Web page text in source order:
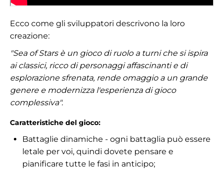
Ecco come gli sviluppatori descrivono la loro
creazione:
"Sea of Stars è un gioco di ruolo a turni che si ispira
ai classici, ricco di personaggi affascinanti e di
esplorazione sfrenata, rende omaggio a un grande
genere e modernizza l'esperienza di gioco
complessiva".
Caratteristiche del gioco:
Battaglie dinamiche - ogni battaglia può essere
letale per voi, quindi dovete pensare e
pianificare tutte le fasi in anticipo;